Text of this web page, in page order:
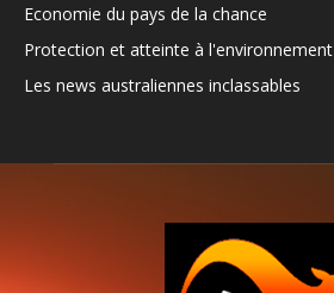
Economie du pays de la chance
Protection et atteinte à l'environnement
Les news australiennes inclassables